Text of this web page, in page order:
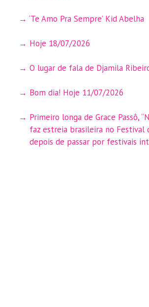
‘Te Amo Pra Sempre’ Kid Abelha
Hoje 18/07/2026
O lugar de fala de Djamila
Bom dia! Hoje 11/07/2026
Primeiro longa de Grace Passô,
faz estreia brasileira no Festival
depois de passar por festivais